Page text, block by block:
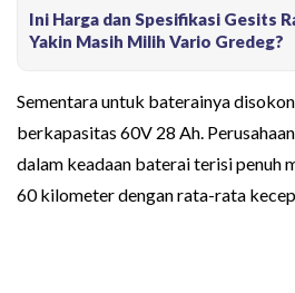
Ini Harga dan Spesifikasi Gesits
Yakin Masih Milih Vario Gredeg?
Sementara untuk baterainya
berkapasitas 60V 28 Ah.
dalam keadaan baterai terisi penuh
60 kilometer dengan rata-rata